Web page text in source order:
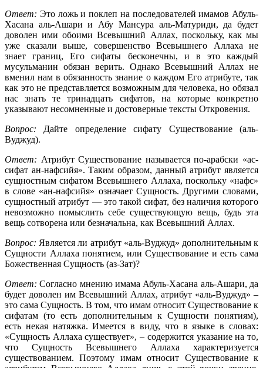
Ответ: Это ложь и поклеп на последователей имамов Абуль-
Хасана аль-Ашари и Абу Мансура аль-Матуриди, да будет
доволен ими обоими Всевышний Аллах, поскольку, как мы
уже сказали выше, совершенство Всевышнего Аллаха не
знает границ, Его сифаты бесконечны, и в это каждый
мусульманин обязан верить. Однако Всевышний Аллах не
вменил нам в обязанность знание о каждом Его атрибуте, так
как это не представляется возможным для человека, но обязал
нас знать те тринадцать сифатов, на которые конкретно
указывают несомненные и достоверные тексты Откровения.
Вопрос: Дайте определение сифату Существование (аль-
Вуджуд).
Ответ: Атрибут Существование называется по-арабски «ас-
сифат ан-нафсийя». Таким образом, данный атрибут является
сущностным сифатом Всевышнего Аллаха, поскольку «нафс»
в слове «ан-нафсийя» означает Сущность. Другими словами,
сущностный атрибут — это такой сифат, без наличия которого
невозможно помыслить себе существующую вещь, будь эта
вещь сотворена или безначальна, как Всевышний Аллах.
Вопрос: Является ли атрибут «аль-Вуджуд» дополнительным к
Сущности Аллаха понятием, или Существование и есть сама
Божественная Сущность (аз-Зат)?
Ответ: Согласно мнению имама Абуль-Хасана аль-Ашари, да
будет доволен им Всевышний Аллах, атрибут «аль-Вуджуд» –
это сама Сущность. В том, что имам относит Существование к
сифатам (то есть дополнительным к Сущности понятиям),
есть некая натяжка. Имеется в виду, что в языке в словах:
«Сущность Аллаха существует», – содержится указание на то,
что Сущность Всевышнего Аллаха характеризуется
существованием. Поэтому имам относит Существование к